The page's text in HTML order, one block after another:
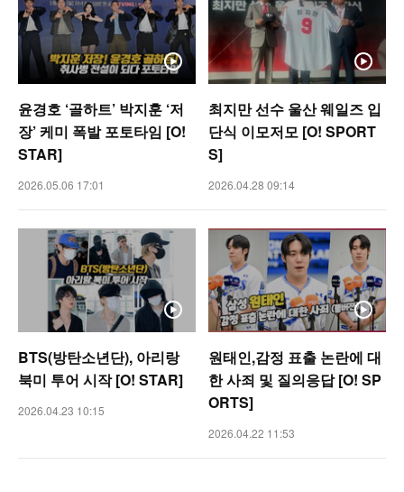
윤경호 ‘골하트’ 박지훈 ‘저
장’ 케미 폭발 포토타임 [O!
STAR]
2026.05.06 17:01
최지만 선수 울산 웨일즈 입
단식 이모저모 [O! SPORT
S]
2026.04.28 09:14
BTS(방탄소년단), 아리랑
북미 투어 시작 [O! STAR]
2026.04.23 10:15
원태인,감정 표출 논란에 대
한 사죄 및 질의응답 [O! SP
ORTS]
2026.04.22 11:53